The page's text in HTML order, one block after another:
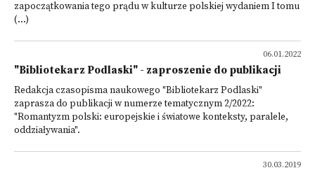
zapoczątkowania tego prądu w kulturze polskiej wydaniem I tomu
(...)
06.01.2022
"Bibliotekarz Podlaski" - zaproszenie do publikacji
Redakcja czasopisma naukowego "Bibliotekarz Podlaski"
zaprasza do publikacji w numerze tematycznym 2/2022:
"Romantyzm polski: europejskie i światowe konteksty, paralele,
oddziaływania".
30.03.2019